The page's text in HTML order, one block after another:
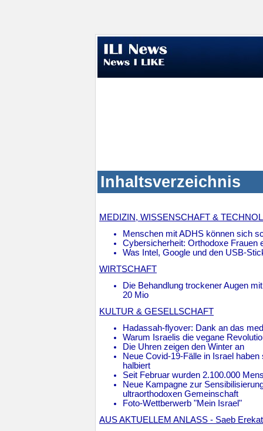
Inhaltsverzeichnis
MEDIZIN, WISSENSCHAFT &
Menschen mit ADHS können sich
Cybersicherheit: Orthodoxe Frauen
Was Intel, Google und den USB-
WIRTSCHAFT
Die Behandlung trockener Augen
20 Mio
KULTUR & GESELLSCHAFT
Hadassah-flyover: Dank an das
Warum Israelis die vegane
Die Uhren zeigen den Winter an
Neue Covid-19-Fälle in Israel
halbiert
Seit Februar wurden 2.100.000
Neue Kampagne zur
ultraorthodoxen Gemeinschaft
Foto-Wettberwerb "Mein Israel"
AUS AKTUELLEM ANLASS - Saeb